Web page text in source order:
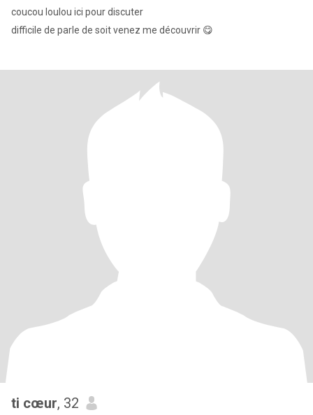
coucou loulou ici pour discuter
difficile de parle de soit venez me découvrir 😋
ti cœur, 32